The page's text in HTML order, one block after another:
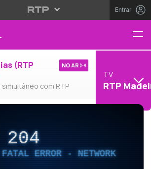
Entrar
(RTP
simultâneo com RTP
NO AR
TV
RTP
204
ERROR - NETWORK